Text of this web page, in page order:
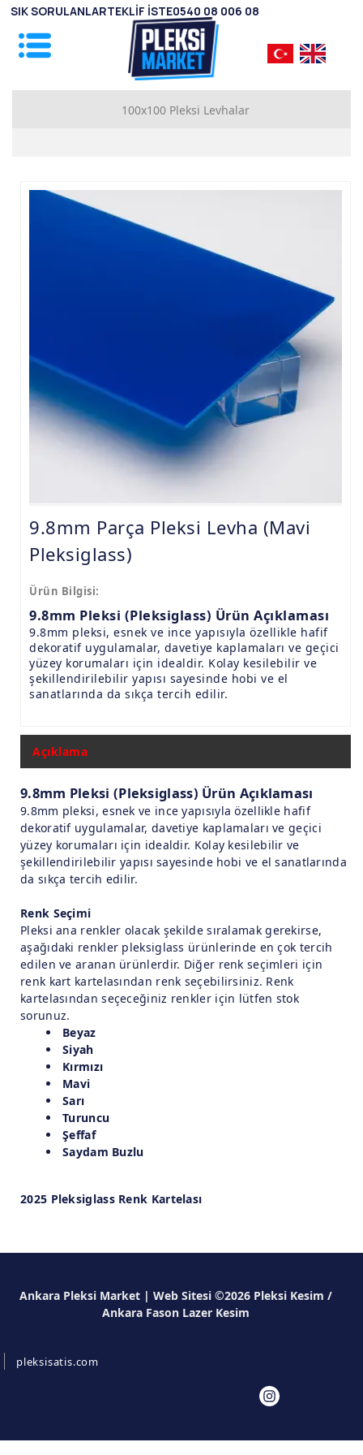
100x100 Pleksi Levhalar
2.8mm Pleksi Levhalar
9.8mm Pleksi Levhalar
15mm Pleksi Levhalar
20mm Pleksi Levhalar
9.8mm Parça Pleksi Levha (Mavi
Pleksiglass)
Ürün Bilgisi:
9.8mm Pleksi (Pleksiglass) Ürün Açıklaması
9.8mm pleksi, esnek ve ince yapısıyla özellikle hafif
dekoratif uygulamalar, davetiye kaplamaları ve geçici
yüzey korumaları için idealdir. Kolay kesilebilir ve
şekillendirilebilir yapısı sayesinde hobi ve el
sanatlarında da sıkça tercih edilir.
Açıklama
9.8mm Pleksi (Pleksiglass) Ürün Açıklaması
9.8mm pleksi, esnek ve ince yapısıyla özellikle hafif
dekoratif uygulamalar, davetiye kaplamaları ve geçici
yüzey korumaları için idealdir. Kolay kesilebilir ve
şekillendirilebilir yapısı sayesinde hobi ve el sanatlarında
da sıkça tercih edilir.
Renk Seçimi
Pleksi ana renkler olacak şekilde sıralamak gerekirse,
aşağıdaki renkler pleksiglass ürünlerinde en çok tercih
edilen ve aranan ürünlerdir. Diğer renk seçimleri için
renk kart kartelasından renk seçebilirsiniz. Renk
kartelasından seçeceğiniz renkler için lütfen stok
sorunuz.
Beyaz
Siyah
Kırmızı
Mavi
Sarı
Turuncu
Şeffaf
Saydam Buzlu
2025 Pleksiglass Renk Kartelası
SIK SORULANLARTEKLİF İSTE0540 08 006 08
Ankara Pleksi Market | Web Sitesi ©2026 Pleksi Kesim /
Ankara Fason Lazer Kesim
pleksisatis.com